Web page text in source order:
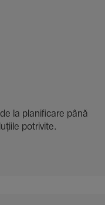
la plani­fi­care până
potri­vite.